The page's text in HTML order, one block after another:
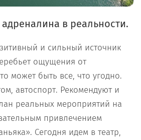
в реальности.
и сильный источник
ощущения от
может быть все, что угодно.
автоспорт. Рекомендуют и
реальных мероприятий на
привлечением
Сегодня идем в театр,